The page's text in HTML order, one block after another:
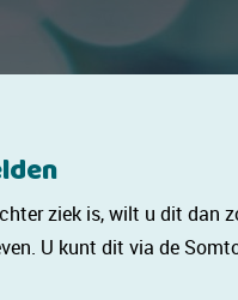
ziek is, wilt u dit dan
U kunt dit via de